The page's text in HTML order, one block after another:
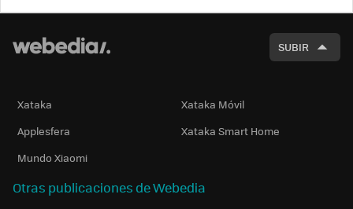
SUBIR
Xataka
Xataka Móvil
Applesfera
Xataka Smart Home
Mundo Xiaomi
Otras publicaciones de Webedia